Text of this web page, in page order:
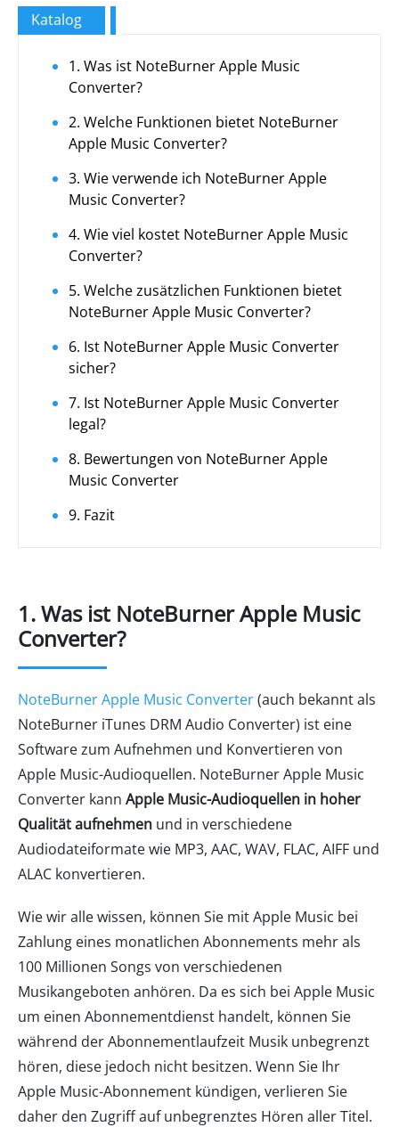
Katalog
1. Was ist NoteBurner Apple Music
Converter?
2. Welche Funktionen bietet NoteBurner
Apple Music Converter?
3. Wie verwende ich NoteBurner Apple
Music Converter?
4. Wie viel kostet NoteBurner Apple Music
Converter?
5. Welche zusätzlichen Funktionen bietet
NoteBurner Apple Music Converter?
6. Ist NoteBurner Apple Music Converter
sicher?
7. Ist NoteBurner Apple Music Converter
legal?
8. Bewertungen von NoteBurner Apple
Music Converter
9. Fazit
1. Was ist NoteBurner Apple Music
Converter?
NoteBurner Apple Music Converter(auch bekannt als
NoteBurner iTunes DRM Audio Converter) ist eine
Software zum Aufnehmen und Konvertieren von
Apple Music-Audioquellen. NoteBurner Apple Music
Converter kann Apple Music-Audioquellen in hoher
Qualität aufnehmen und in verschiedene
Audiodateiformate wie MP3, AAC, WAV, FLAC, AIFF und
ALAC konvertieren.
Wie wir alle wissen, können Sie mit Apple Music bei
Zahlung eines monatlichen Abonnements mehr als
100 Millionen Songs von verschiedenen
Musikangeboten anhören. Da es sich bei Apple Music
um einen Abonnementdienst handelt, können Sie
während der Abonnementlaufzeit Musik unbegrenzt
hören, diese jedoch nicht besitzen. Wenn Sie Ihr
Apple Music-Abonnement kündigen, verlieren Sie
daher den Zugriff auf unbegrenztes Hören aller Titel.